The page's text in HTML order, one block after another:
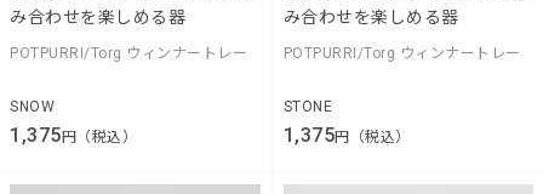
み合わせを楽しめる器
POTPURRI/Torg ウィンナートレー
SNOW
1,375円（税込）
み合わせを楽しめる器
POTPURRI/Torg ウィンナートレー
STONE
1,375円（税込）